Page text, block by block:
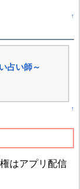
↑
占い師～
↑
はアプリ配信